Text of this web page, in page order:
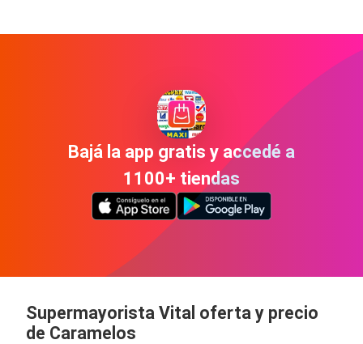
Bajá la app gratis y accedé a
1100+ tiendas
Supermayorista Vital oferta y precio
de Caramelos